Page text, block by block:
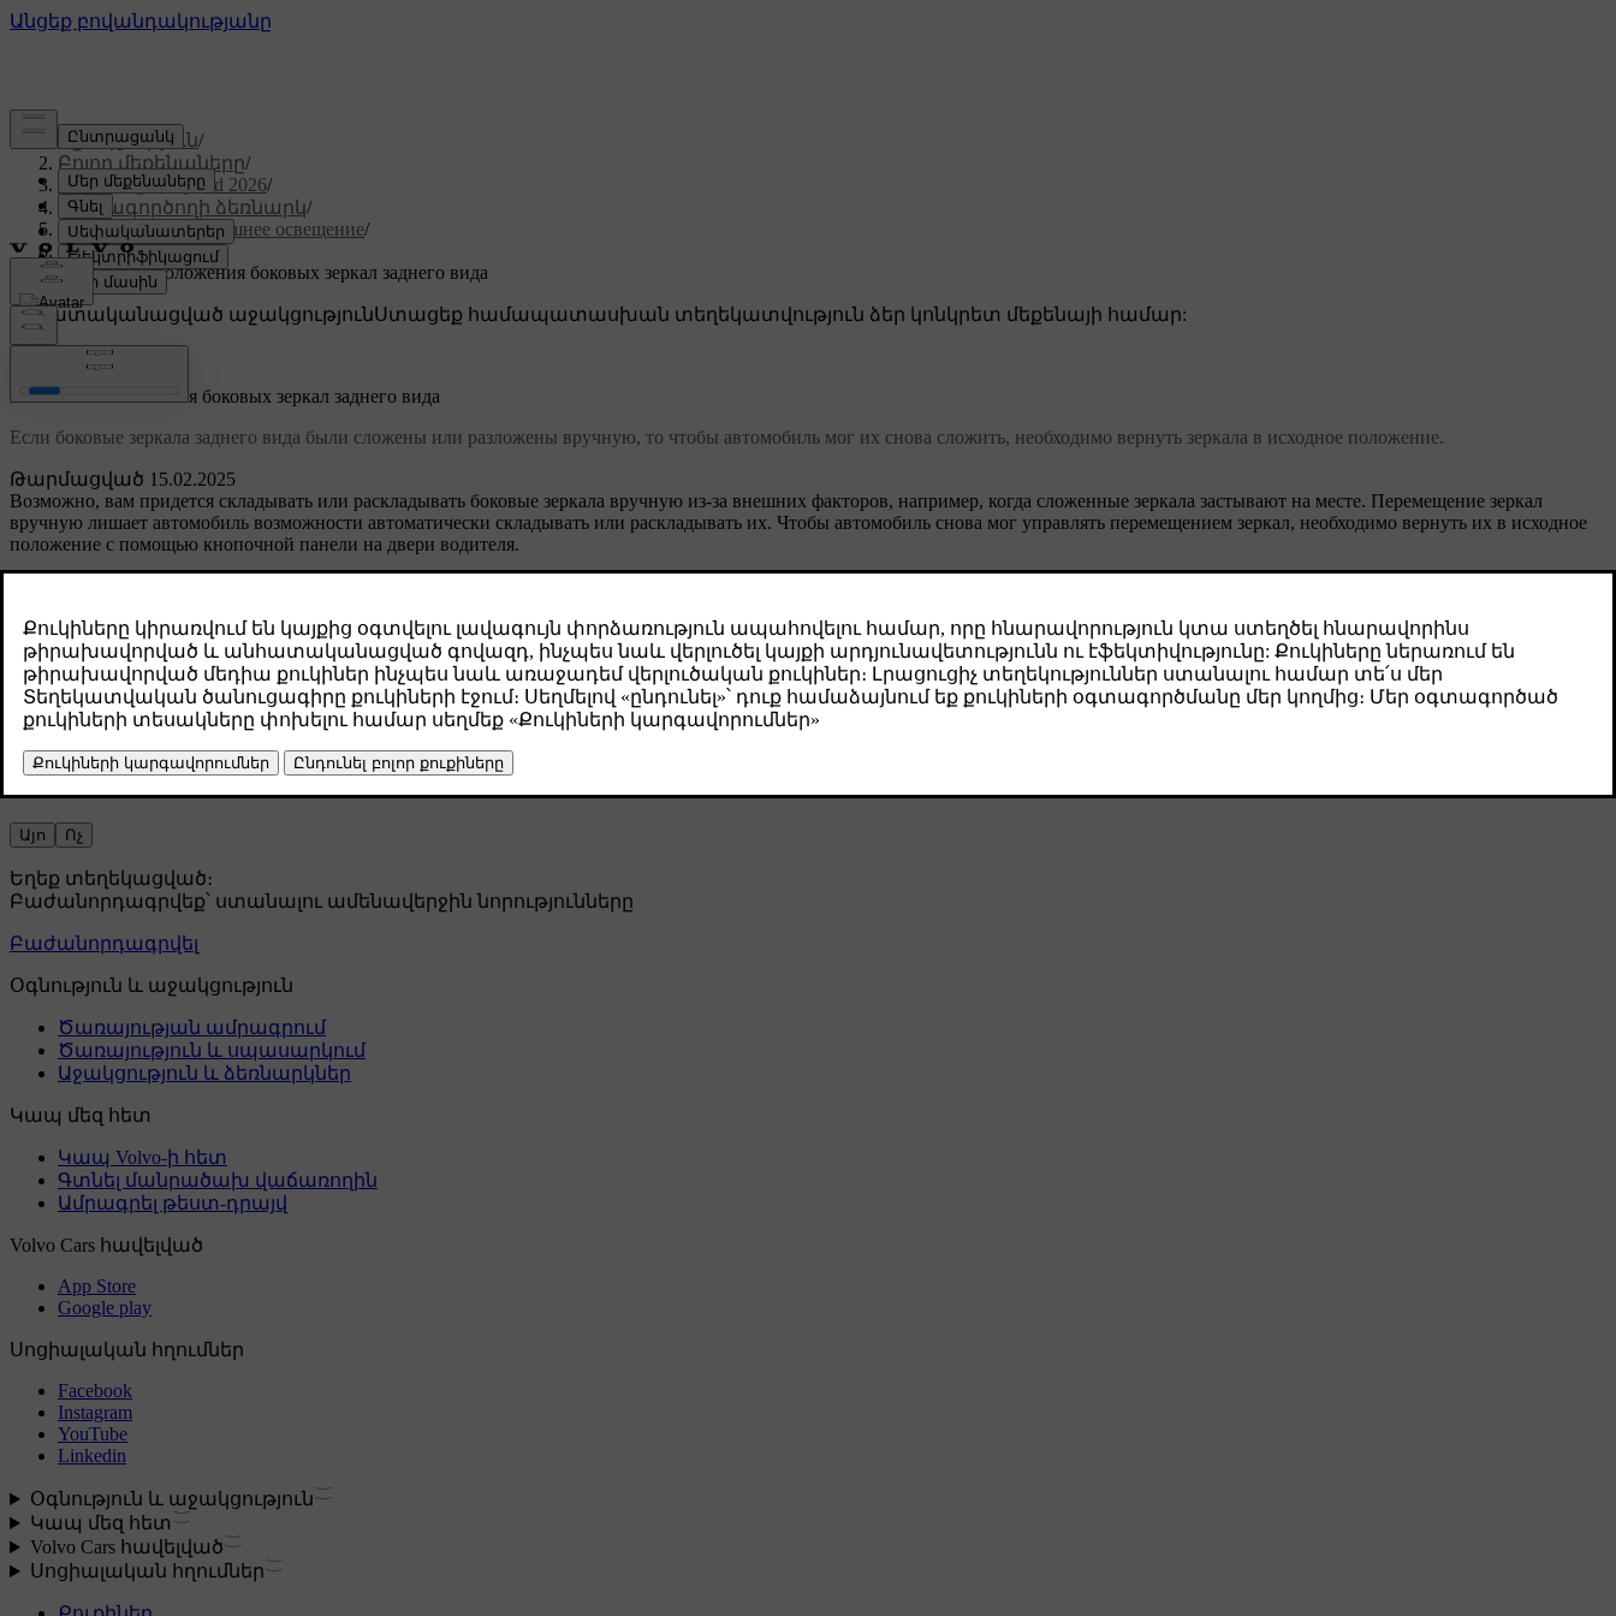
Աջակցություն/
Բոլոր մեքենաները/
XC60 Plug-in Hybrid 2026/
Օգտագործողի ձեռնարկ/
Обзор, зеркала и внешнее освещение/
Зеркала/
Изменение положения боковых зеркал заднего вида
Անհատականացված աջակցությունՍտացեք համապատասխան տեղեկատվություն ձեր կոնկրետ մեքենայի համար:
Մուտք գործել
Թարմացված 15.02.2025
Изменение положения боковых зеркал заднего вида
Если боковые зеркала заднего вида были сложены или разложены вручную, то чтобы автомобиль мог их снова сложить, необходимо вернуть зеркала в исходное положение.
Возможно, вам придется складывать или раскладывать боковые зеркала вручную из-за внешних факторов, например, когда сложенные зеркала застывают на месте. Перемещение зеркал
вручную лишает автомобиль возможности автоматически складывать или раскладывать их. Чтобы автомобиль снова мог управлять перемещением зеркал, необходимо вернуть их в исходное
положение с помощью кнопочной панели на двери водителя.
Снова на короткое время разверните боковые зеркала, одновременно нажав и удерживая кнопки
R
на кнопочной панели двери водителя.
Положение зеркал будет изменено, и автоматическое складывание заработает снова.
Если автомобиль по-прежнему не может сложить боковые зеркала, попробуйте снова установить их в исходное положение.
Դա օգնե՞ց:
Այո Ոչ